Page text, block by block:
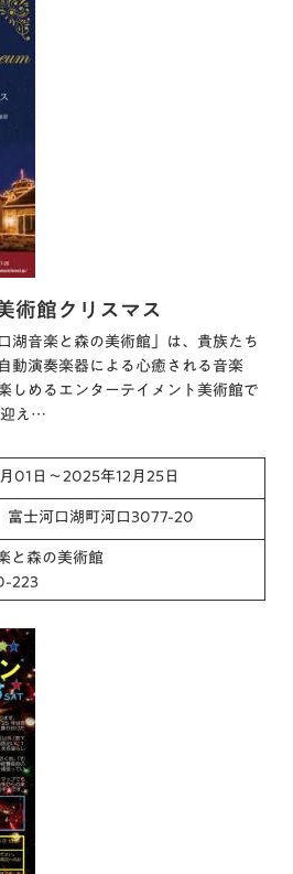
術館クリスマス
湖音楽と森の美術館」は、貴族たち
動演奏楽器による心癒される音楽
しめるエンターテイメント美術館で
迎え…
01日～2025年12月25日
士河口湖町河口3077-20
と森の美術館
223